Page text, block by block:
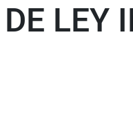
LEY